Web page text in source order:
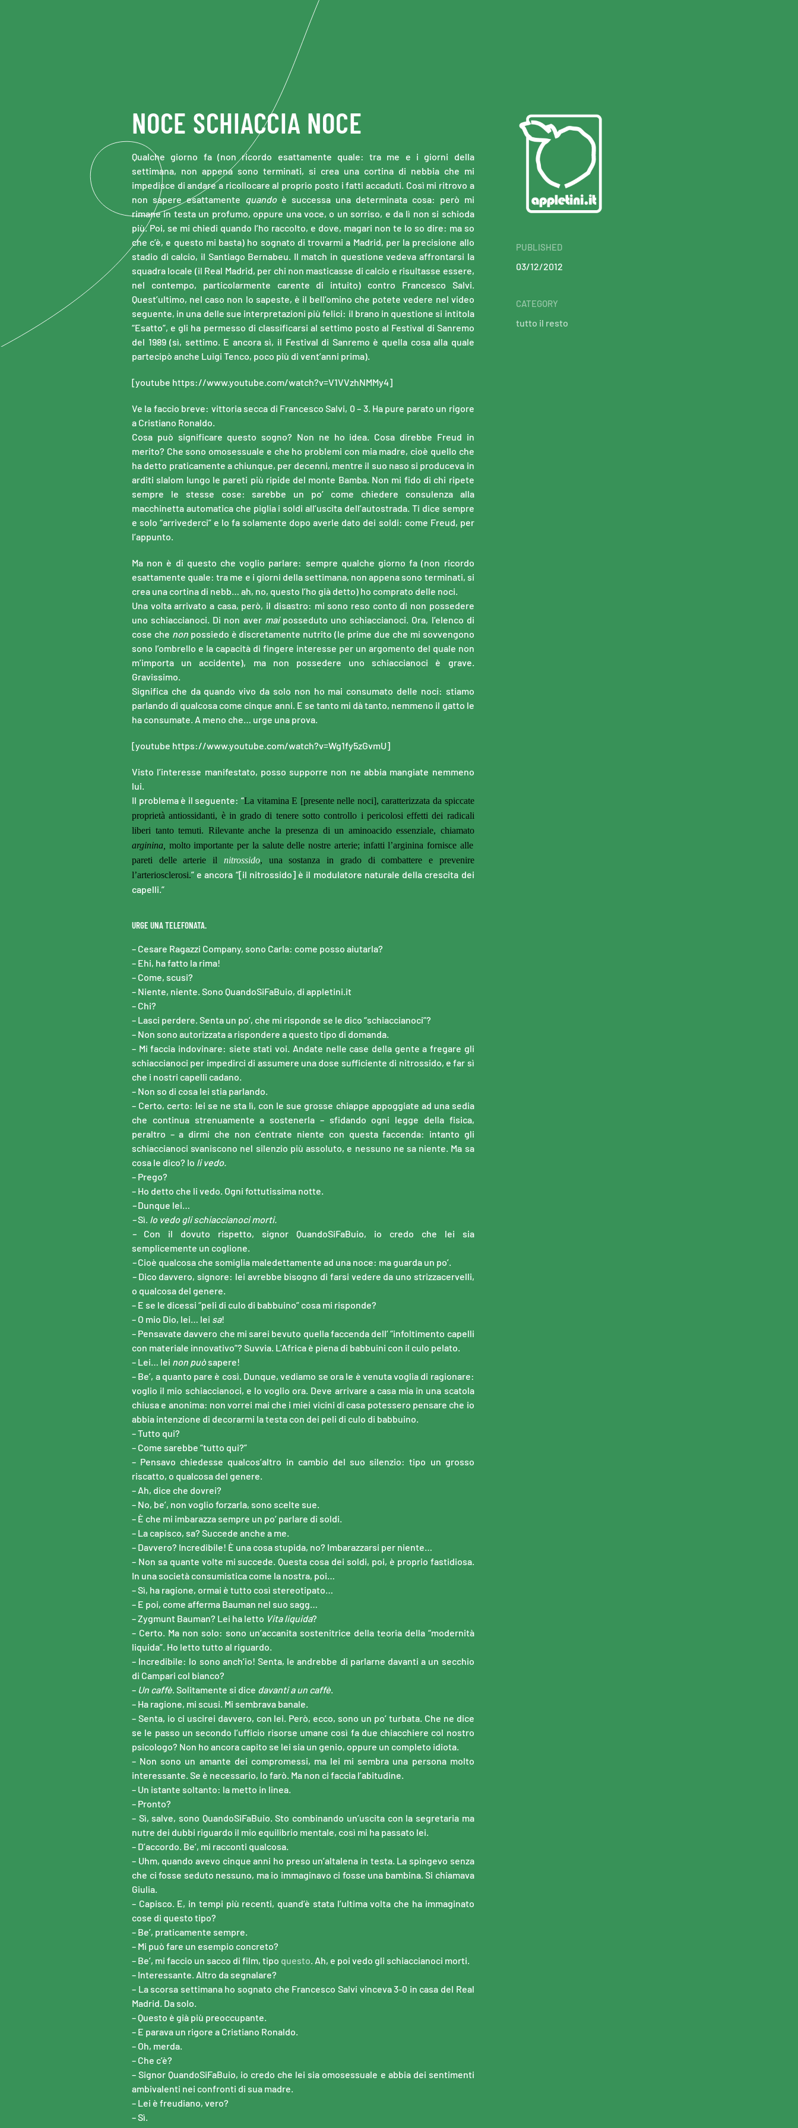
NOCE SCHIACCIA NOCE
Qualche giorno fa (non ricordo esattamente quale: tra me e i giorni della
settimana, non appena sono terminati, si crea una cortina di nebbia che mi
impedisce di andare a ricollocare al proprio posto i fatti accaduti. Così mi ritrovo a
non sapere esattamente quandoè successa una determinata cosa: però mi
rimane in testa un profumo, oppure una voce, o un sorriso, e da lì non si schioda
più. Poi, se mi chiedi quando l’ho raccolto, e dove, magari non te lo so dire: ma so
che c’è, e questo mi basta) ho sognato di trovarmi a Madrid, per la precisione allo
stadio di calcio, il Santiago Bernabeu. Il match in questione vedeva affrontarsi la
squadra locale (il Real Madrid, per chi non masticasse di calcio e risultasse essere,
nel contempo, particolarmente carente di intuito) contro Francesco Salvi.
Quest’ultimo, nel caso non lo sapeste, è il bell’omino che potete vedere nel video
seguente, in una delle sue interpretazioni più felici: il brano in questione si intitola
“Esatto”, e gli ha permesso di classificarsi al settimo posto al Festival di Sanremo
del 1989 (sì, settimo. E ancora sì, il Festival di Sanremo è quella cosa alla quale
partecipò anche Luigi Tenco, poco più di vent’anni prima).
[youtube https://www.youtube.com/watch?v=V1VVzhNMMy4]
Ve la faccio breve: vittoria secca di Francesco Salvi, 0 – 3. Ha pure parato un rigore
a Cristiano Ronaldo.
Cosa può significare questo sogno? Non ne ho idea. Cosa direbbe Freud in
merito? Che sono omosessuale e che ho problemi con mia madre, cioè quello che
ha detto praticamente a chiunque, per decenni, mentre il suo naso si produceva in
arditi slalom lungo le pareti più ripide del monte Bamba. Non mi fido di chi ripete
sempre le stesse cose: sarebbe un po’ come chiedere consulenza alla
macchinetta automatica che piglia i soldi all’uscita dell’autostrada. Ti dice sempre
e solo “arrivederci” e lo fa solamente dopo averle dato dei soldi: come Freud, per
l’appunto.
Ma non è di questo che voglio parlare: sempre qualche giorno fa (non ricordo
esattamente quale: tra me e i giorni della settimana, non appena sono terminati, si
crea una cortina di nebb… ah, no, questo l’ho già detto) ho comprato delle noci.
Una volta arrivato a casa, però, il disastro: mi sono reso conto di non possedere
uno schiaccianoci. Di non avermaiposseduto uno schiaccianoci. Ora, l’elenco di
cose che nonpossiedo è discretamente nutrito (le prime due che mi sovvengono
sono l’ombrello e la capacità di fingere interesse per un argomento del quale non
m’importa un accidente), ma non possedere uno schiaccianoci è grave.
Gravissimo.
Significa che da quando vivo da solo non ho mai consumato delle noci: stiamo
parlando di qualcosa come cinque anni. E se tanto mi dà tanto, nemmeno il gatto le
ha consumate. A meno che… urge una prova.
[youtube https://www.youtube.com/watch?v=Wg1fy5zGvmU]
Visto l’interesse manifestato, posso supporre non ne abbia mangiate nemmeno
lui.
Il problema è il seguente: “La vitamina E [presente nelle noci], caratterizzata da spiccate
proprietà antiossidanti, è in grado di tenere sotto controllo i pericolosi effetti dei radicali
liberi tanto temuti. Rilevante anche la presenza di un aminoacido essenziale, chiamato
arginina, molto importante per la salute delle nostre arterie; infatti l’argininafornisce alle
pareti delle arterie il nitrossido, una sostanza in grado di combattere e prevenire
l’arteriosclerosi.” e ancora “[il nitrossido] è il modulatore naturale della crescita dei
capelli.”
URGE UNA TELEFONATA.
– Cesare Ragazzi Company, sono Carla: come posso aiutarla?
– Ehi, ha fatto la rima!
– Come, scusi?
– Niente, niente. Sono QuandoSiFaBuio, di appletini.it
– Chi?
– Lasci perdere. Senta un po’, che mi risponde se le dico “schiaccianoci”?
– Non sono autorizzata a rispondere a questo tipo di domanda.
– Mi faccia indovinare: siete stati voi. Andate nelle case della gente a fregare gli
schiaccianoci per impedirci di assumere una dose sufficiente di nitrossido, e far sì
che i nostri capelli cadano.
– Non so di cosa lei stia parlando.
– Certo, certo: lei se ne sta lì, con le sue grosse chiappe appoggiate ad una sedia
che continua strenuamente a sostenerla – sfidando ogni legge della fisica,
peraltro – a dirmi che non c’entrate niente con questa faccenda: intanto gli
schiaccianoci svaniscono nel silenzio più assoluto, e nessuno ne sa niente. Ma sa
cosa le dico? Io li vedo.
– Prego?
– Ho detto che li vedo. Ogni fottutissima notte.
–Dunque lei…
–Sì. Io vedo gli schiaccianoci morti.
–Con il dovuto rispetto, signor QuandoSiFaBuio, io credo che lei sia
semplicemente un coglione.
–Cioè qualcosa che somiglia maledettamente ad una noce: ma guarda un po’.
– Dico davvero, signore: lei avrebbe bisogno di farsi vedere da uno strizzacervelli,
o qualcosa del genere.
– E se le dicessi “peli di culo di babbuino” cosa mi risponde?
– O mio Dio, lei… lei sa!
– Pensavate davvero che mi sarei bevuto quella faccenda dell’ “infoltimento capelli
con materiale innovativo”? Suvvia. L’Africa è piena di babbuini con il culo pelato.
– Lei… lei non puòsapere!
– Be’, a quanto pare è così. Dunque, vediamo se ora le è venuta voglia di ragionare:
voglio il mio schiaccianoci, e lo voglio ora. Deve arrivare a casa mia in una scatola
chiusa e anonima: non vorrei mai che i miei vicini di casa potessero pensare che io
abbia intenzione di decorarmi la testa con dei peli di culo di babbuino.
– Tutto qui?
– Come sarebbe “tutto qui?”
– Pensavo chiedesse qualcos’altro in cambio del suo silenzio: tipo un grosso
riscatto, o qualcosa del genere.
– Ah, dice che dovrei?
– No, be’, non voglio forzarla, sono scelte sue.
– È che mi imbarazza sempre un po’ parlare di soldi.
– La capisco, sa? Succede anche a me.
– Davvero? Incredibile! È una cosa stupida, no? Imbarazzarsi per niente…
– Non sa quante volte mi succede. Questa cosa dei soldi, poi, è proprio fastidiosa.
In una società consumistica come la nostra, poi…
– Sì, ha ragione, ormai è tutto così stereotipato…
– E poi, come afferma Bauman nel suo sagg…
– Zygmunt Bauman? Lei ha letto Vita liquida?
– Certo. Ma non solo: sono un’accanita sostenitrice della teoria della “modernità
liquida”. Ho letto tutto al riguardo.
– Incredibile: lo sono anch’io! Senta, le andrebbe di parlarne davanti a un secchio
di Campari col bianco?
– Un caffè. Solitamente si dice davanti a un caffè.
– Ha ragione, mi scusi. Mi sembrava banale.
– Senta, io ci uscirei davvero, con lei. Però, ecco, sono un po’ turbata. Che ne dice
se le passo un secondo l’ufficio risorse umane così fa due chiacchiere col nostro
psicologo? Non ho ancora capito se lei sia un genio, oppure un completo idiota.
– Non sono un amante dei compromessi, ma lei mi sembra una persona molto
interessante. Se è necessario, lo farò. Ma non ci faccia l’abitudine.
– Un istante soltanto: la metto in linea.
– Pronto?
– Sì, salve, sono QuandoSiFaBuio. Sto combinando un’uscita con la segretaria ma
nutre dei dubbi riguardo il mio equilibrio mentale, così mi ha passato lei.
– D’accordo. Be’, mi racconti qualcosa.
– Uhm, quando avevo cinque anni ho preso un’altalena in testa. La spingevo senza
che ci fosse seduto nessuno, ma io immaginavo ci fosse una bambina. Si chiamava
Giulia.
– Capisco. E, in tempi più recenti, quand’è stata l’ultima volta che ha immaginato
cose di questo tipo?
– Be’, praticamente sempre.
– Mi può fare un esempio concreto?
– Be’, mi faccio un sacco di film, tipo questo. Ah, e poi vedo gli schiaccianoci morti.
– Interessante. Altro da segnalare?
– La scorsa settimana ho sognato che Francesco Salvi vinceva 3-0 in casa del Real
Madrid. Da solo.
– Questo è già più preoccupante.
– E parava un rigore a Cristiano Ronaldo.
– Oh, merda.
– Che c’è?
– Signor QuandoSiFaBuio, io credo che lei sia omosessuale e abbia dei sentimenti
ambivalenti nei confronti di sua madre.
– Lei è freudiano, vero?
– Sì.
PUBLISHED
03/12/2012
CATEGORY
tutto il resto